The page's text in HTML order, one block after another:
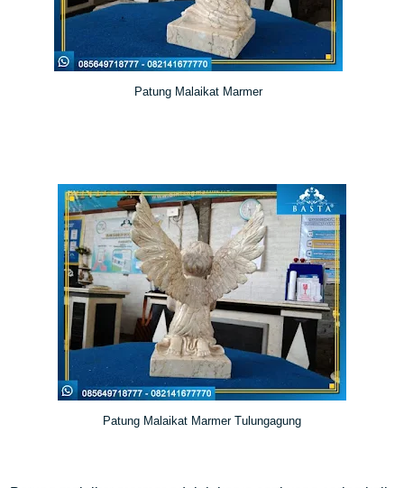
Patung Malaikat Marmer
Patung Malaikat Marmer Tulungagung